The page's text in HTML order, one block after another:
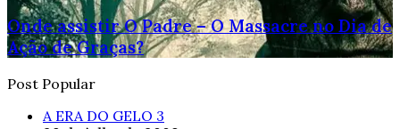
Onde assistir O Padre – O Massacre no Dia de
Ação de Graças?
Post Popular
A ERA DO GELO 3